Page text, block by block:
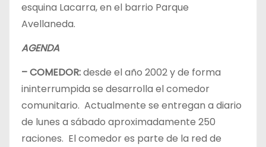
esquina Lacarra, en el barrio Parque
Avellaneda.
AGENDA
– COMEDOR:desde el año 2002 y de forma
ininterrumpida se desarrolla el comedor
comunitario. Actualmente se entregan a diario
de lunes a sábado aproximadamente 250
raciones. El comedor es parte de la red de